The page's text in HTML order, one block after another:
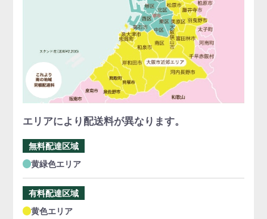
エリアにより配送料が異なります。
無料配達区域
黄緑色エリア
有料配達区域
黄色エリア